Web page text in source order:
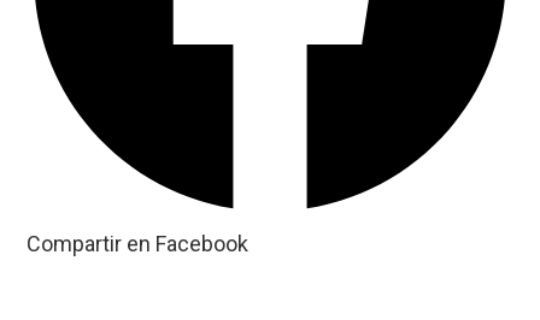
Compartir en Facebook